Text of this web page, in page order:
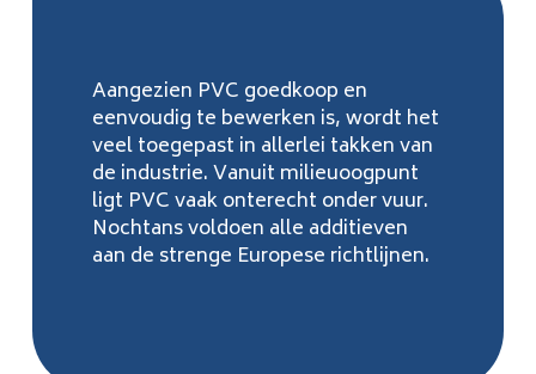
Aangezien PVC goedkoop en
eenvoudig te bewerken is, wordt het
veel toegepast in allerlei takken van
de industrie. Vanuit milieuoogpunt
ligt PVC vaak onterecht onder vuur.
Nochtans voldoen alle additieven
aan de strenge Europese richtlijnen.